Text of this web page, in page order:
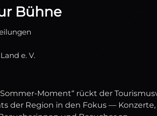
Bühne
e. V.
rückt der
der Region in den Fokus —